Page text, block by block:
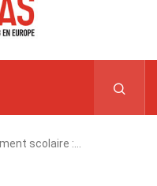
scolaire :…